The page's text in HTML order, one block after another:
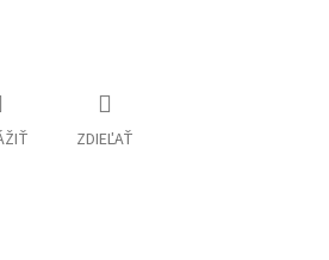
ZDIEĽAŤ